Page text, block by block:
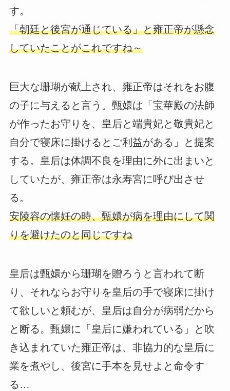
す。
「朝廷と後宮が通じている」と雍正帝が懸念
していたことがこれですね～
巨大な珊瑚が献上され、雍正帝はそれをお腹
の子に与えると言う。甄嬛は「宝華殿の法師
が作ったお守りを、皇后と端貴妃と敬貴妃と
自分で寝床に掛けるとご利益がある」と提案
する。皇后は体調不良を理由に外に出まいと
していたが、雍正帝は永寿宮に呼び出させ
る。
安陵容の懐妊の時、甄嬛が病を理由にして関
りを避けたのと同じですね
皇后は甄嬛から珊瑚を贈ろうと言われて断
り、それならお守りを皇后の手で寝床に掛け
て欲しいと頼むが、皇后は自分が病弱だから
と断る。甄嬛に「皇后に嫌われている」と吹
き込まれていた雍正帝は、非協力的な皇后に
業を煮やし、後宮に手本を見せよと命令す
る…